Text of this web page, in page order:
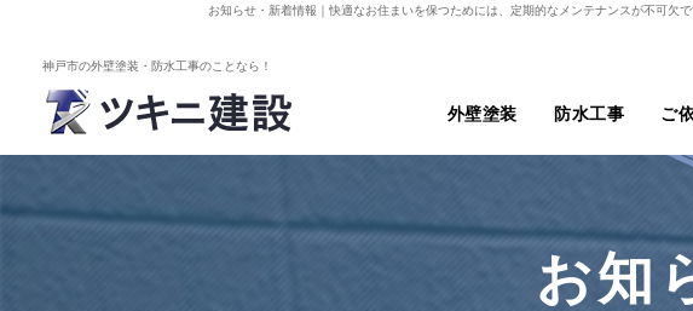
お知らせ・新着情報 ｜快適なお住まいを保つためには、定期的なメンテナンスが不可欠
神戸市の外壁塗装・防水工事のことなら！
外壁塗装 防水工事 ご
お知